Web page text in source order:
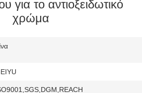
για το αντιοξειδωτικό
χρώμα